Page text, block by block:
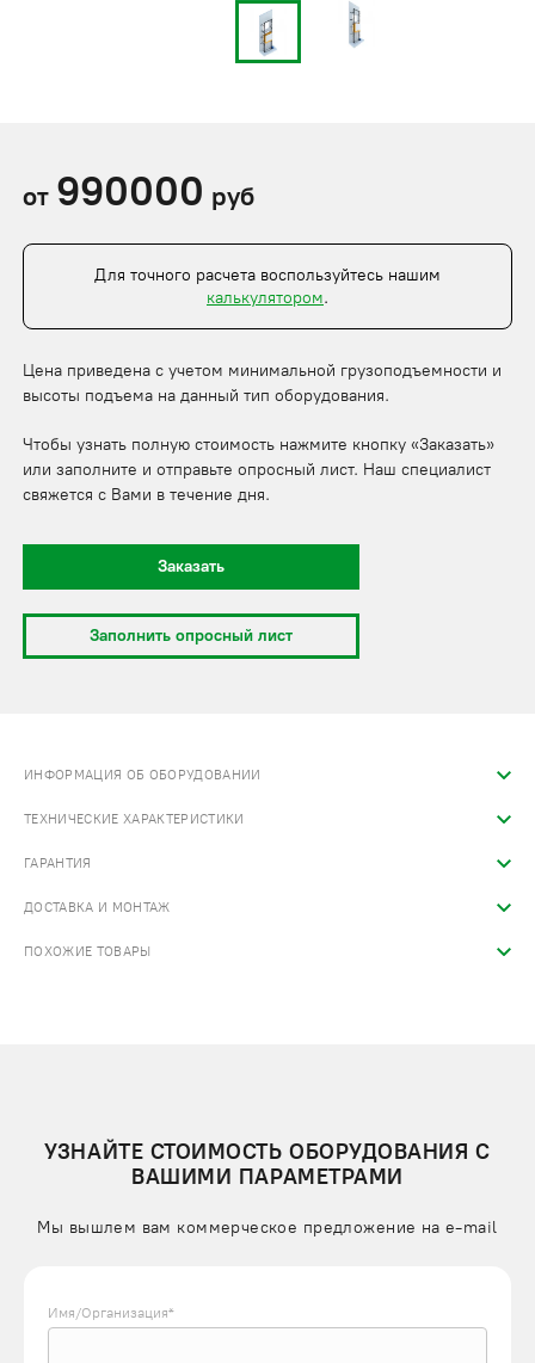
от 990000 руб
Для точного расчета воспользуйтесь нашим
калькулятором.
Цена приведена с учетом минимальной грузоподъемности и
высоты подъема на данный тип оборудования.
Чтобы узнать полную стоимость нажмите кнопку «Заказать»
или заполните и отправьте опросный лист. Наш специалист
свяжется с Вами в течение дня.
Заказать
Заполнить опросный лист
ИНФОРМАЦИЯ ОБ ОБОРУДОВАНИИ
ТЕХНИЧЕСКИЕ ХАРАКТЕРИСТИКИ
ГАРАНТИЯ
ДОСТАВКА И МОНТАЖ
ПОХОЖИЕ ТОВАРЫ
УЗНАЙТЕ СТОИМОСТЬ ОБОРУДОВАНИЯ С
ВАШИМИ ПАРАМЕТРАМИ
Мы вышлем вам коммерческое предложение на e-mail
Имя/Организация*